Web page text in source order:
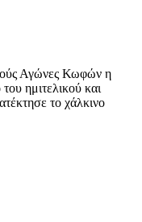
Αγώνες Κωφών η
ημιτελικού και
το χάλκινο